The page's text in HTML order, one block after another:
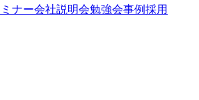
ナー会社説明会勉強会事例採用